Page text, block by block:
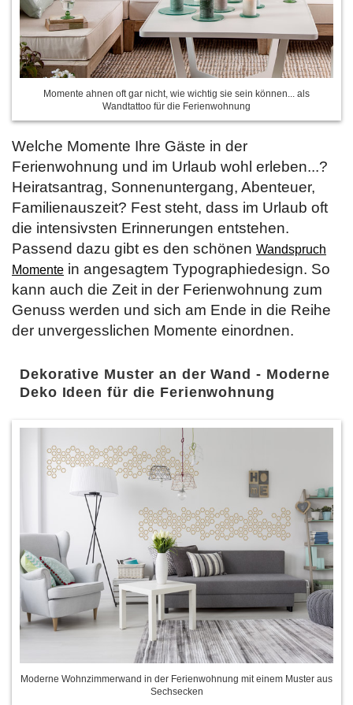
Momente ahnen oft gar nicht, wie wichtig sie sein können... als
Wandtattoo für die Ferienwohnung
Welche Momente Ihre Gäste in der
Ferienwohnung und im Urlaub wohl erleben...?
Heiratsantrag, Sonnenuntergang, Abenteuer,
Familienauszeit? Fest steht, dass im Urlaub oft
die intensivsten Erinnerungen entstehen.
Passend dazu gibt es den schönen Wandspruch
Momente in angesagtem Typographiedesign. So
kann auch die Zeit in der Ferienwohnung zum
Genuss werden und sich am Ende in die Reihe
der unvergesslichen Momente einordnen.
Dekorative Muster an der Wand - Moderne
Deko Ideen für die Ferienwohnung
Moderne Wohnzimmerwand in der Ferienwohnung mit einem Muster aus
Sechsecken